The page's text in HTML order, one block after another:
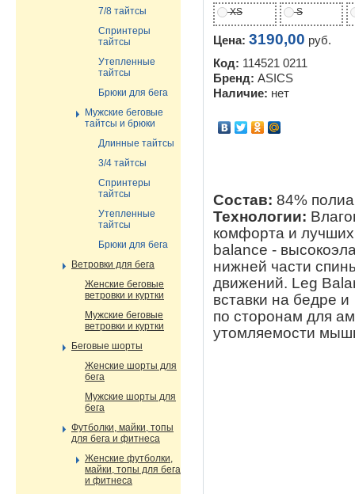
XS S
Цена: 3190,00 руб.
Код: 114521 0211
Бренд: ASICS
Наличие: нет
Состав: 84%
Технологии:
комфорта и лучших
balance -
нижней части
движений. Leg
вставки на бедре и
по сторонам для
утомляемости
7/8 тайтсы
Спринтеры
тайтсы
Утепленные
тайтсы
Брюки для бега
Мужские беговые
тайтсы и брюки
Длинные тайтсы
3/4 тайтсы
Спринтеры
тайтсы
Утепленные
тайтсы
Брюки для бега
Ветровки для бега
Женские беговые
ветровки и куртки
Мужские беговые
ветровки и куртки
Беговые шорты
Женские шорты для
бега
Мужские шорты для
бега
Футболки, майки, топы
для бега и фитнеса
Женские футболки,
майки, топы для бега
и фитнеса